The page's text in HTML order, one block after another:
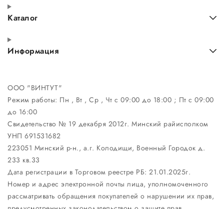
Каталог
Информация
ООО "ВИНТУТ"
Режим работы: Пн , Вт , Ср , Чт c 09:00 до 18:00 ; Пт c 09:00
до 16:00
Свидетельство № 19 декабря 2012г. Минский райисполком
УНП 691531682
223051 Минский р-н., а.г. Колодищи, Военный Городок д.
233 кв.33
Дата регистрации в Торговом реестре РБ: 21.01.2025г.
Номер и адрес электронной почты лица, уполномоченного
рассматривать обращения покупателей о нарушении их прав,